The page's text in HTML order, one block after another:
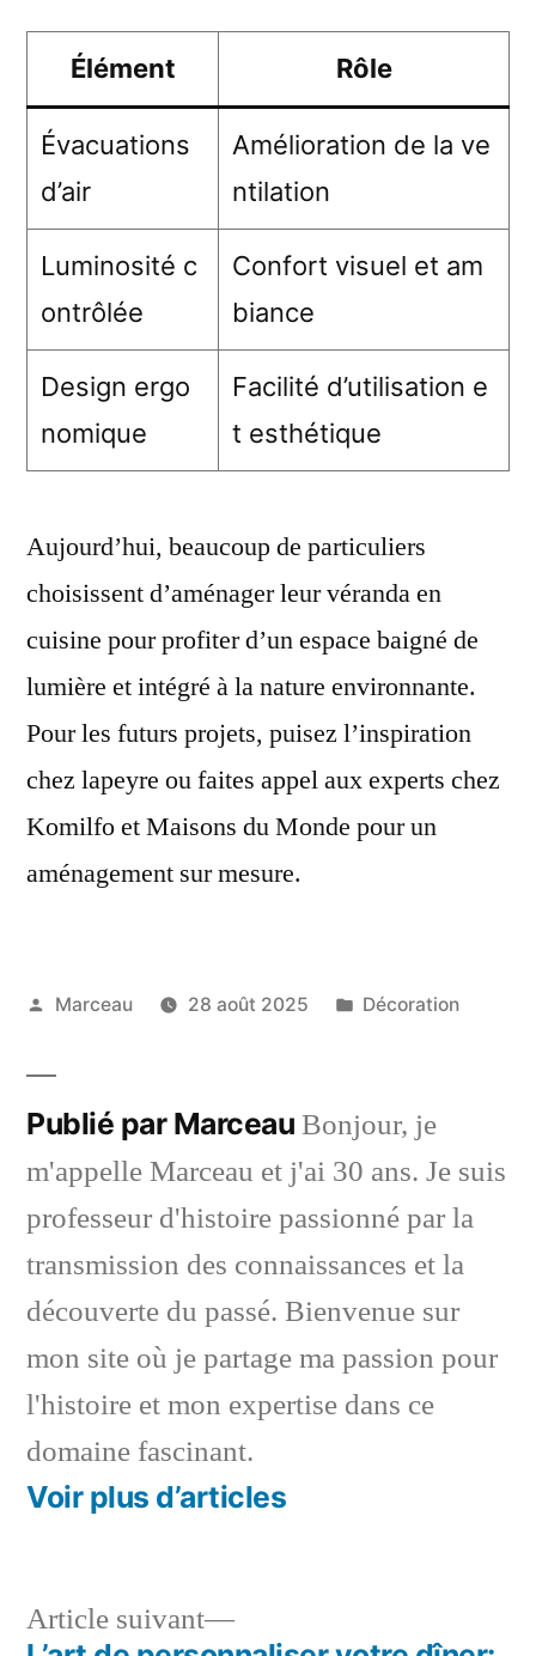
Élément Rôle
Évacuations
d’air
Amélioration de la ve
ntilation
Luminosité c
ontrôlée
Confort visuel et am
biance
Design ergo
nomique
Facilité d’utilisation e
t esthétique
Aujourd’hui, beaucoup de particuliers
choisissent d’aménager leur véranda en
cuisine pour profiter d’un espace baigné de
lumière et intégré à la nature environnante.
Pour les futurs projets, puisez l’inspiration
chez lapeyre ou faites appel aux experts chez
Komilfo et Maisons du Monde pour un
aménagement sur mesure.
Publié
Marceau 28 août 2025
Publié
Décoration
Publié par Marceau Bonjour, je
m'appelle Marceau et j'ai 30 ans. Je suis
professeur d'histoire passionné par la
transmission des connaissances et la
découverte du passé. Bienvenue sur
mon site où je partage ma passion pour
l'histoire et mon expertise dans ce
domaine fascinant.
Voir plus d’articles
Article suivant
Article